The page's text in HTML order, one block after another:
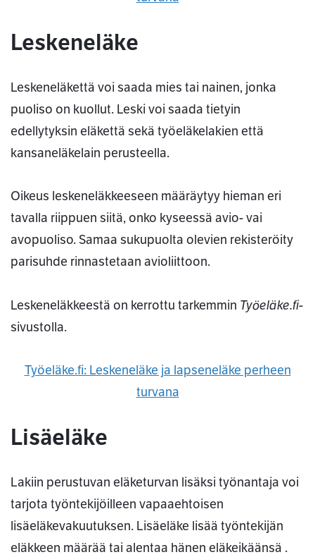
Leskeneläke
Leskeneläkettä voi saada mies tai nainen, jonka
puoliso on kuollut. Leski voi saada tietyin
edellytyksin eläkettä sekä työeläkelakien että
kansaneläkelain perusteella.
Oikeus leskeneläkkeeseen määräytyy hieman eri
tavalla riippuen siitä, onko kyseessä avio- vai
avopuoliso. Samaa sukupuolta olevien rekisteröity
parisuhde rinnastetaan avioliittoon.
Leskeneläkkeestä on kerrottu tarkemmin Työeläke.fi-
sivustolla.
Työeläke.fi: Leskeneläke ja lapseneläke perheen
turvana
Lisäeläke
Lakiin perustuvan eläketurvan lisäksi työnantaja voi
tarjota työntekijöilleen vapaaehtoisen
lisäeläkevakuutuksen. Lisäeläke lisää työntekijän
eläkkeen määrää tai alentaa hänen eläkeikäänsä .